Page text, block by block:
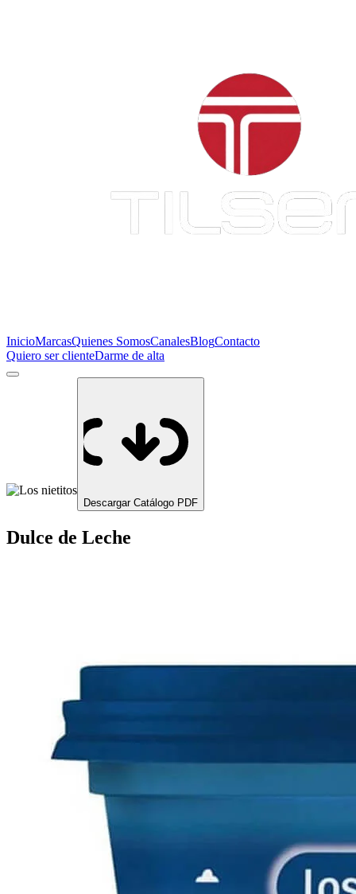
InicioMarcasQuienes SomosCanalesBlogContacto
Quiero ser clienteDarme de alta
Descargar Catálogo PDF
Dulce de Leche